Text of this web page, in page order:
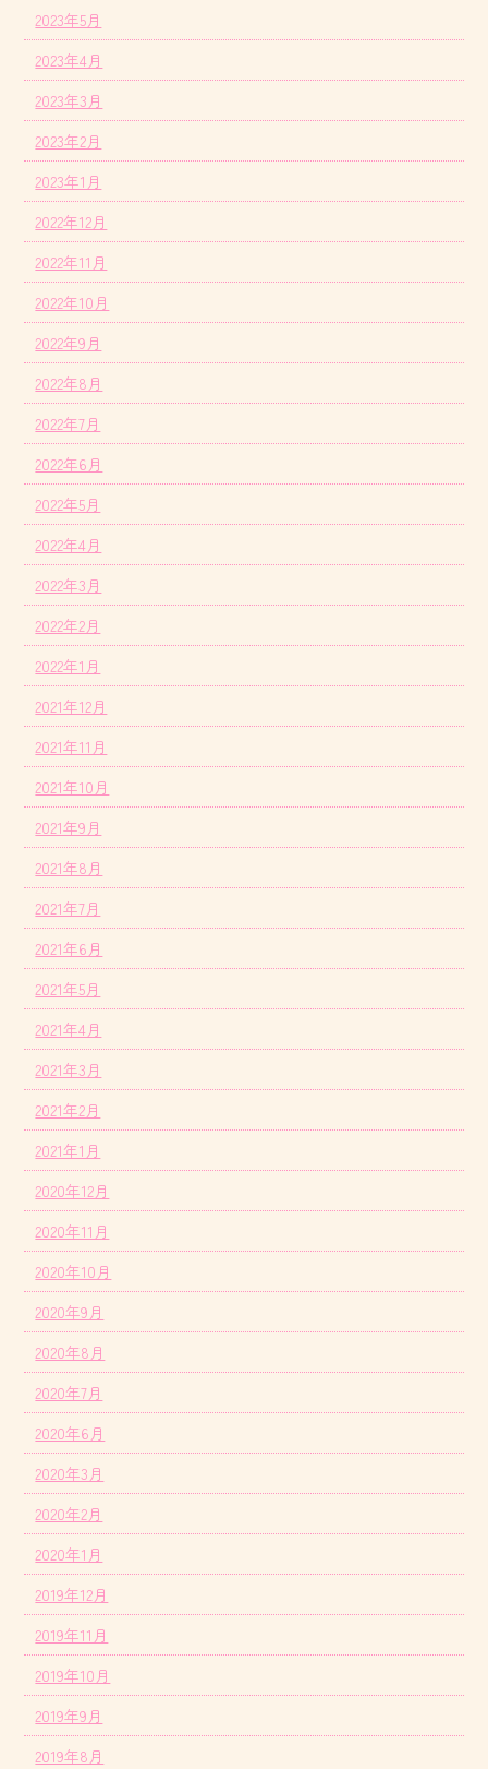
2023年5月
2023年4月
2023年3月
2023年2月
2023年1月
2022年12月
2022年11月
2022年10月
2022年9月
2022年8月
2022年7月
2022年6月
2022年5月
2022年4月
2022年3月
2022年2月
2022年1月
2021年12月
2021年11月
2021年10月
2021年9月
2021年8月
2021年7月
2021年6月
2021年5月
2021年4月
2021年3月
2021年2月
2021年1月
2020年12月
2020年11月
2020年10月
2020年9月
2020年8月
2020年7月
2020年6月
2020年3月
2020年2月
2020年1月
2019年12月
2019年11月
2019年10月
2019年9月
2019年8月